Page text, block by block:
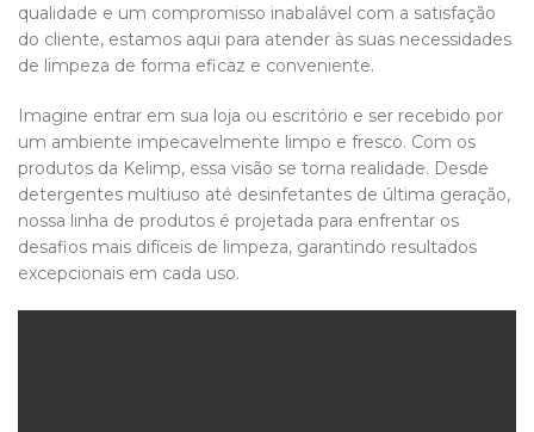
qualidade e um compromisso inabalável com a satisfação
do cliente, estamos aqui para atender às suas necessidades
de limpeza de forma eficaz e conveniente.
Imagine entrar em sua loja ou escritório e ser recebido por
um ambiente impecavelmente limpo e fresco. Com os
produtos da Kelimp, essa visão se torna realidade. Desde
detergentes multiuso até desinfetantes de última geração,
nossa linha de produtos é projetada para enfrentar os
desafios mais difíceis de limpeza, garantindo resultados
excepcionais em cada uso.